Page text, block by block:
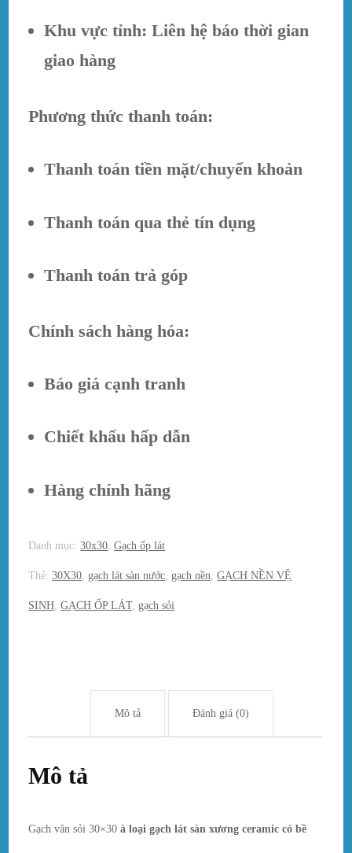
Khu vực tỉnh: Liên hệ báo thời gian
giao hàng
Phương thức thanh toán:
Thanh toán tiền mặt/chuyển khoản
Thanh toán qua thẻ tín dụng
Thanh toán trả góp
Chính sách hàng hóa:
Báo giá cạnh tranh
Chiết khấu hấp dẫn
Hàng chính hãng
Danh mục:30x30 ,Gạch ốp lát
Thẻ:30X30 gạch lát sàn nước gạch nền ,GẠCH NỀN VỆ
SINH ,GẠCH ỐP LÁT, gạch sỏi
Mô tả Đánh giá (0)
Mô tả
Gạch vân sỏi 30×30à loại gạch lát sàn xương ceramic có bề